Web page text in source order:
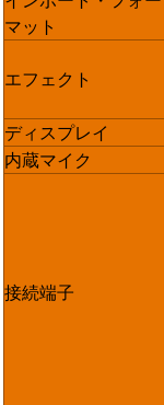
マット
エフェクト
ディスプレイ
内蔵マイク
接続端子